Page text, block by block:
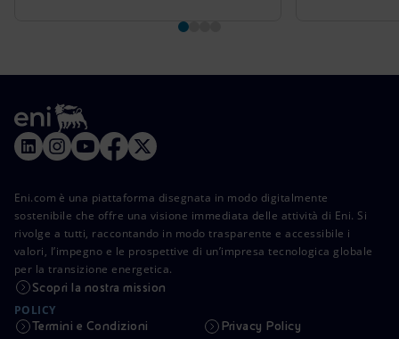
Eni.com è una piattaforma disegnata in modo digitalmente
sostenibile che offre una visione immediata delle attività di Eni. Si
rivolge a tutti, raccontando in modo trasparente e accessibile i
valori, l’impegno e le prospettive di un’impresa tecnologica globale
per la transizione energetica.
Scopri la nostra mission
POLICY
Termini e Condizioni Privacy Policy